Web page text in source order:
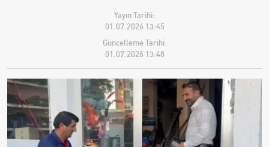
Yayın Tarihi:
01.07.2026 13:45
Güncelleme Tarihi:
01.07.2026 13:48